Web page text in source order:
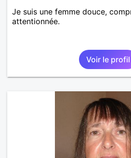
Je suis une femme douce,
attentionnée.
Voir le profil